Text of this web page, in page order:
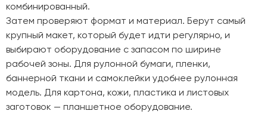
комбинированный.
Затем проверяют формат и материал. Берут самый
крупный макет, который будет идти регулярно, и
выбирают оборудование с запасом по ширине
рабочей зоны. Для рулонной бумаги, пленки,
баннерной ткани и самоклейки удобнее рулонная
модель. Для картона, кожи, пластика и листовых
заготовок — планшетное оборудование.